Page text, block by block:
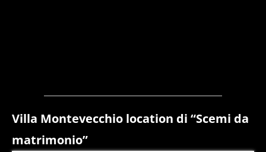
Villa Montevecchio location di “Scemi da
matrimonio”